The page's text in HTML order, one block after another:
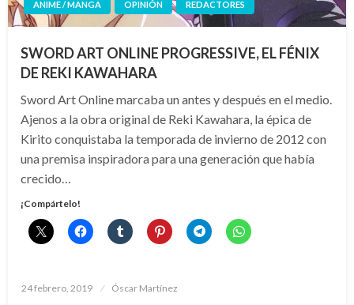
ANIME / MANGA OPINIÓN REDACTORES
SWORD ART ONLINE PROGRESSIVE, EL FÉNIX
DE REKI KAWAHARA
Sword Art Online marcaba un antes y después en el medio.
Ajenos a la obra original de Reki Kawahara, la épica de
Kirito conquistaba la temporada de invierno de 2012 con
una premisa inspiradora para una generación que había
crecido…
¡Compártelo!
Publicado
24 febrero, 2019 Óscar Martínez